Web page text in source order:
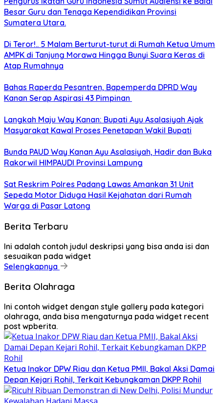
Besar Guru dan Tenaga Kependidikan Provinsi
Sumatera Utara.
Di Teror!.. 5 Malam Berturut-turut di Rumah Ketua Umum
AMPK di Tanjung Morawa Hingga Bunyi Suara Keras di
Atap Rumahnya
Bahas Raperda Pesantren, Bapemperda DPRD Way
Kanan Serap Aspirasi 43 Pimpinan
Langkah Maju Way Kanan: Bupati Ayu Asalasiyah Ajak
Masyarakat Kawal Proses Penetapan Wakil Bupati
Bunda PAUD Way Kanan Ayu Asalasiyah, Hadir dan Buka
Rakorwil HIMPAUDI Provinsi Lampung
Sat Reskrim Polres Padang Lawas Amankan 31 Unit
Sepeda Motor Diduga Hasil Kejahatan dari Rumah
Warga di Pasar Latong
Berita Terbaru
Ini adalah contoh judul deskripsi yang bisa anda isi dan
sesuaikan pada widget
Selengkapnya
Berita Olahraga
Ini contoh widget dengan style gallery pada kategori
olahraga, anda bisa mengaturnya pada widget recent
post wpberita.
Ketua Inakor DPW Riau dan Ketua PMII, Bakal Aksi Damai
Depan Kejari Rohil, Terkait Kebungkaman DKPP Rohil